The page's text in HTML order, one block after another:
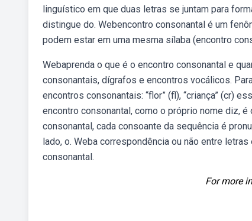
linguístico em que duas letras se juntam para
distingue do. Webencontro consonantal é um
podem estar em uma mesma sílaba (encontro
Webaprenda o que é o encontro consonantal e
consonantais, dígrafos e encontros vocálicos.
encontros consonantais: “flor” (fl), “criança” (cr)
encontro consonantal, como o próprio nome diz,
consonantal, cada consoante da sequência é
lado, o. Weba correspondência ou não entre
consonantal.
For more